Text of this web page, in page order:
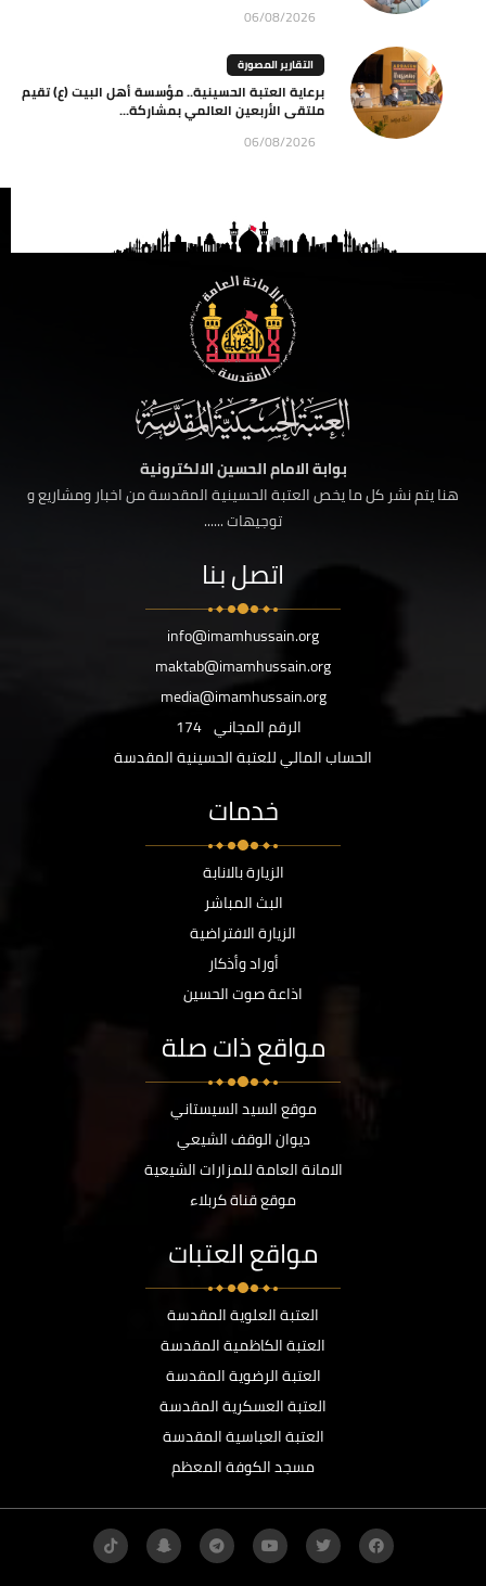
06/08/2026
التقارير المصورة
برعاية العتبة الحسينية.. مؤسسة أهل البيت (ع) تقيم
ملتقى الأربعين العالمي بمشاركة...
06/08/2026
بوابة الامام الحسين الالكترونية
هنا يتم نشر كل ما يخص العتبة الحسينية المقدسة من اخبار ومشاريع و
توجيهات ......
اتصل بنا
info@imamhussain.org
maktab@imamhussain.org
media@imamhussain.org
الرقم المجاني 174
الحساب المالي للعتبة الحسينية المقدسة
خدمات
الزيارة بالانابة
البث المباشر
الزيارة الافتراضية
أوراد وأذكار
اذاعة صوت الحسين
مواقع ذات صلة
موقع السيد السيستاني
ديوان الوقف الشيعي
الامانة العامة للمزارات الشيعية
موقع قناة كربلاء
مواقع العتبات
العتبة العلوية المقدسة
العتبة الكاظمية المقدسة
العتبة الرضوية المقدسة
العتبة العسكرية المقدسة
العتبة العباسية المقدسة
مسجد الكوفة المعظم